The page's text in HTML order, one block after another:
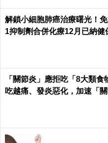
解鎖小細胞肺癌治療曙光！
1抑制劑合併化療12月已納健
「關節炎」應拒吃「8大類食
吃越痛、發炎惡化，加速「